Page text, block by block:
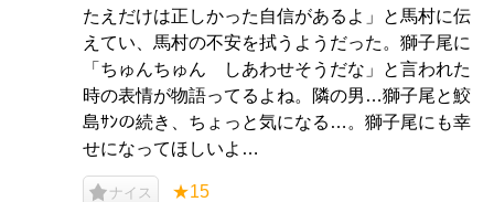
たえだけは正しかった自信があるよ」と馬村に伝
えてい、馬村の不安を拭うようだった。獅子尾に
「ちゅんちゅん しあわせそうだな」と言われた
時の表情が物語ってるよね。隣の男…獅子尾と鮫
島ｻﾝの続き、ちょっと気になる…。獅子尾にも幸
せになってほしいよ…
ナイス ★15